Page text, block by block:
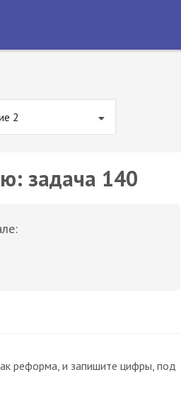
2
задача 140
реформа, и запишите цифры, под